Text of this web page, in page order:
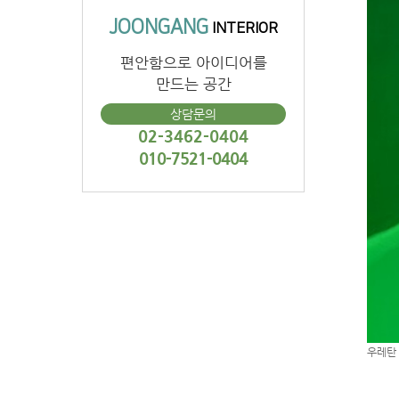
JOONGANG INTERIOR
편안함으로 아이디어를
만드는 공간
상담문의
02-3462-0404
010-7521-0404
우레탄